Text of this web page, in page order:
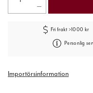
Fri frakt >1000 kr
Personlig
Importörsinformation